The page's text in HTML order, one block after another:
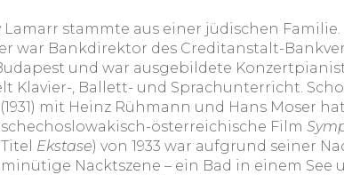
Lamarr stammte aus einer jüdischen
war Bankdirektor des Creditanstalt-
und war ausgebildete
Klavier-, Ballett- und Sprachunterricht.
(1931) mit Heinz Rühmann und Hans Moser
österreichische Film
Ekstase) von 1933 war aufgrund seiner
Nacktszene – ein Bad in einem